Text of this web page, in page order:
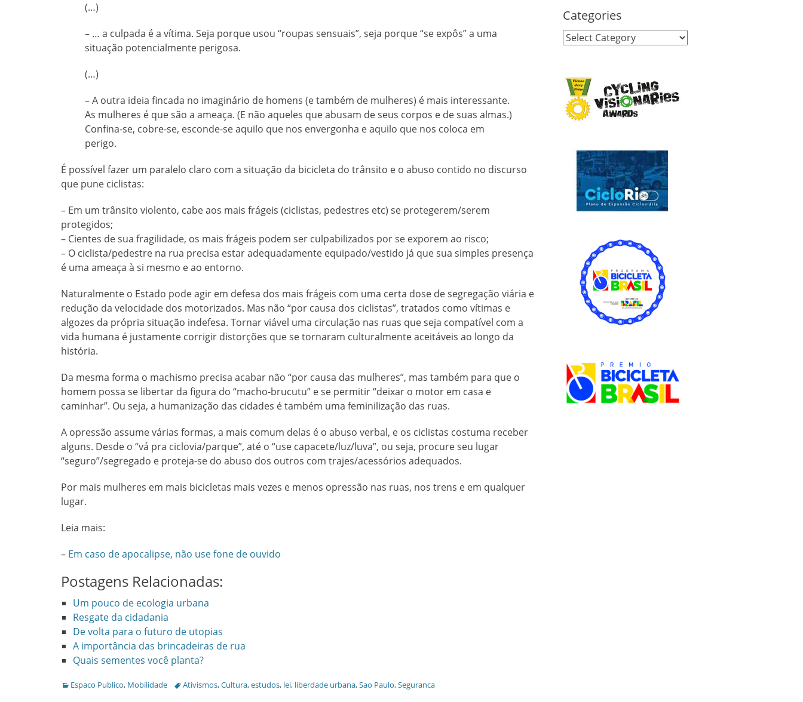
(…)
– … a culpada é a vítima. Seja porque usou “roupas sensuais”, seja porque “se expôs” a uma
situação potencialmente perigosa.
(…)
– A outra ideia fincada no imaginário de homens (e também de mulheres) é mais interessante.
As mulheres é que são a ameaça. (E não aqueles que abusam de seus corpos e de suas almas.)
Confina-se, cobre-se, esconde-se aquilo que nos envergonha e aquilo que nos coloca em
perigo.
É possível fazer um paralelo claro com a situação da bicicleta do trânsito e o abuso contido no discurso
que pune ciclistas:
– Em um trânsito violento, cabe aos mais frágeis (ciclistas, pedestres etc) se protegerem/serem
protegidos;
– Cientes de sua fragilidade, os mais frágeis podem ser culpabilizados por se exporem ao risco;
– O ciclista/pedestre na rua precisa estar adequadamente equipado/vestido já que sua simples presença
é uma ameaça à si mesmo e ao entorno.
Naturalmente o Estado pode agir em defesa dos mais frágeis com uma certa dose de segregação viária e
redução da velocidade dos motorizados. Mas não “por causa dos ciclistas”, tratados como vítimas e
algozes da própria situação indefesa. Tornar viável uma circulação nas ruas que seja compatível com a
vida humana é justamente corrigir distorções que se tornaram culturalmente aceitáveis ao longo da
história.
Da mesma forma o machismo precisa acabar não “por causa das mulheres”, mas também para que o
homem possa se libertar da figura do “macho-brucutu” e se permitir “deixar o motor em casa e
caminhar”. Ou seja, a humanização das cidades é também uma feminilização das ruas.
A opressão assume várias formas, a mais comum delas é o abuso verbal, e os ciclistas costuma receber
alguns. Desde o “vá pra ciclovia/parque”, até o “use capacete/luz/luva”, ou seja, procure seu lugar
“seguro”/segregado e proteja-se do abuso dos outros com trajes/acessórios adequados.
Por mais mulheres em mais bicicletas mais vezes e menos opressão nas ruas, nos trens e em qualquer
lugar.
Leia mais:
– Em caso de apocalipse, não use fone de ouvido
Postagens Relacionadas:
Um pouco de ecologia urbana
Resgate da cidadania
De volta para o futuro de utopias
A importância das brincadeiras de rua
Quais sementes você planta?
Categories
Espaco Publico, Mobilidade TagsAtivismos,Cultura,estudos, lei, liberdade urbana,Sao Paulo,Seguranca
Categories
Categories